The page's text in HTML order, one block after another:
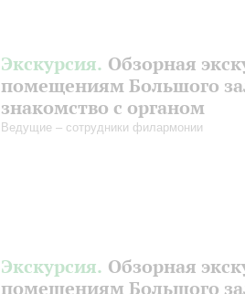
Экскурсия. Обзорная
помещениям Большого
знакомство с органом
Ведущие – сотрудники филармонии
Экскурсия. Обзорная
помещениям Большого